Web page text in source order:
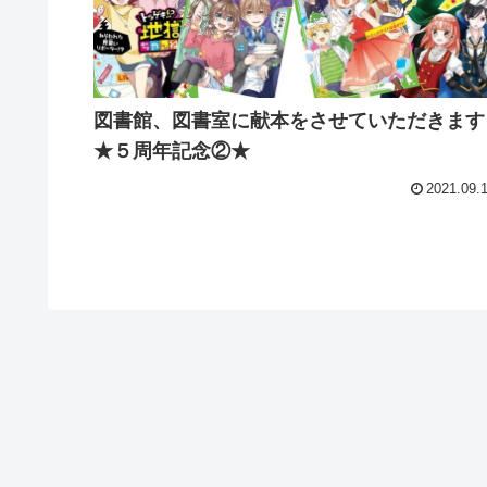
図書館、図書室に献本をさせていただきます
★５周年記念②★